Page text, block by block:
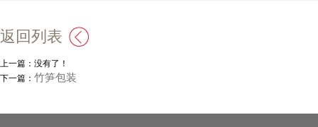
返回列表
上一篇：没有了！
下一篇： 竹笋包装